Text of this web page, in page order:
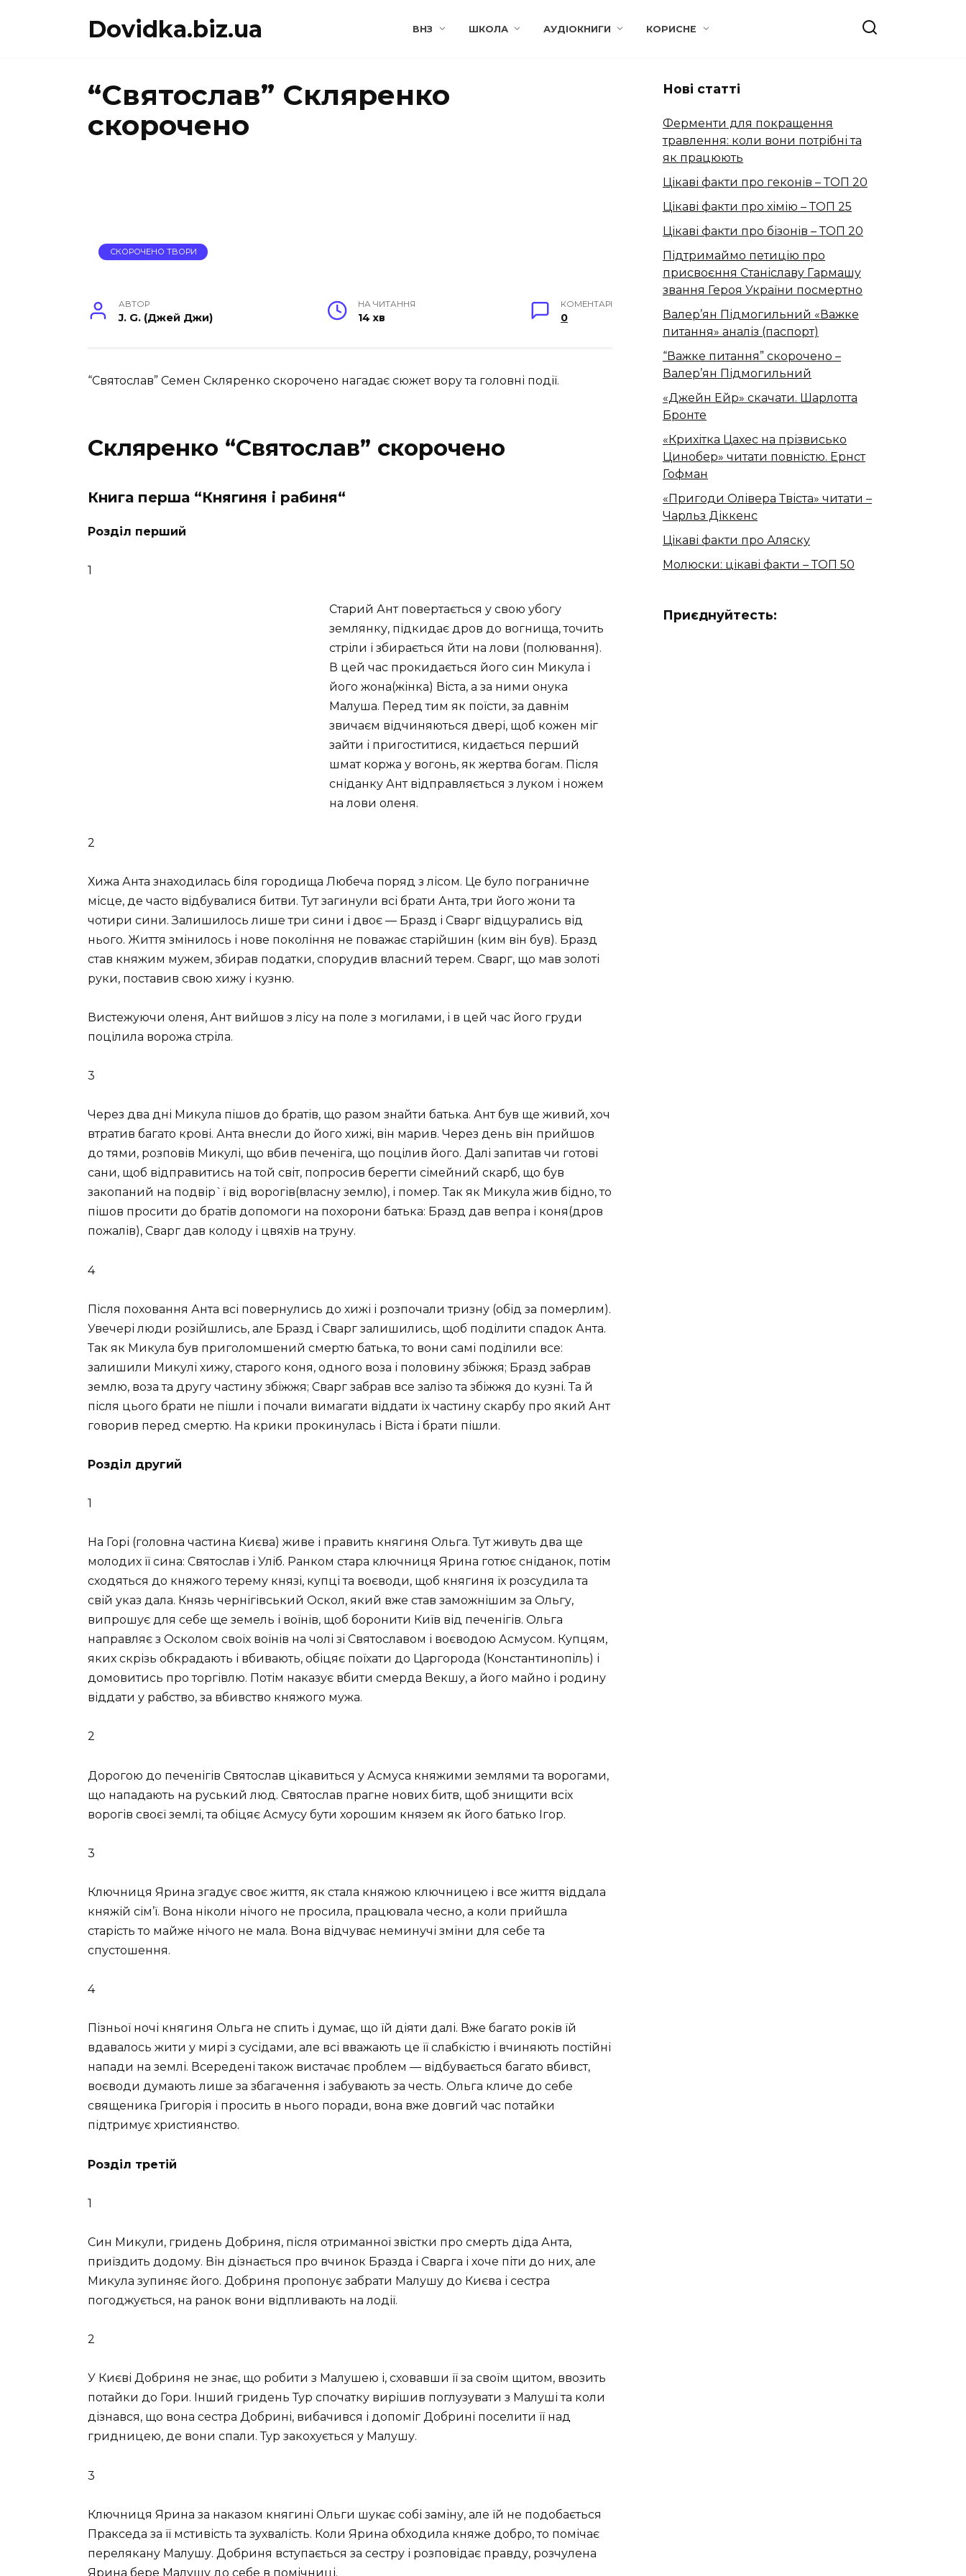
Dovidka.biz.ua ВНЗ ШКОЛА АУДІОКНИГИ КОРИСНЕ
“Святослав” Скляренко
скорочено
СКОРОЧЕНО ТВОРИ
АВТОР
J. G. (Джей Джи)
НА ЧИТАННЯ
14 хв
КОМЕНТАРІ
0
“Святослав” Семен Скляренко скорочено нагадає сюжет вору та головні події.
Скляренко “Святослав” скорочено
Книга перша “Княгиня і рабиня“
Розділ перший
1
Старий Ант повертається у свою убогу
землянку, підкидає дров до вогнища, точить
стріли і збирається йти на лови (полювання).
В цей час прокидається його син Микула і
його жона(жінка) Віста, а за ними онука
Малуша. Перед тим як поїсти, за давнім
звичаєм відчиняються двері, щоб кожен міг
зайти і пригоститися, кидається перший
шмат коржа у вогонь, як жертва богам. Після
сніданку Ант відправляється з луком і ножем
на лови оленя.
2
Хижа Анта знаходилась біля городища Любеча поряд з лісом. Це було пограничне
місце, де часто відбувалися битви. Тут загинули всі брати Анта, три його жони та
чотири сини. Залишилось лише три сини і двоє — Бразд і Сварг відцурались від
нього. Життя змінилось і нове покоління не поважає старійшин (ким він був). Бразд
став княжим мужем, збирав податки, спорудив власний терем. Сварг, що мав золоті
руки, поставив свою хижу і кузню.
Вистежуючи оленя, Ант вийшов з лісу на поле з могилами, і в цей час його груди
поцілила ворожа стріла.
3
Через два дні Микула пішов до братів, що разом знайти батька. Ант був ще живий, хоч
втратив багато крові. Анта внесли до його хижі, він марив. Через день він прийшов
до тями, розповів Микулі, що вбив печеніга, що поцілив його. Далі запитав чи готові
сани, щоб відправитись на той світ, попросив берегти сімейний скарб, що був
закопаний на подвір`ї від ворогів(власну землю), і помер. Так як Микула жив бідно, то
пішов просити до братів допомоги на похорони батька: Бразд дав вепра і коня(дров
пожалів), Сварг дав колоду і цвяхів на труну.
4
Після поховання Анта всі повернулись до хижі і розпочали тризну (обід за померлим).
Увечері люди розійшлись, але Бразд і Сварг залишились, щоб поділити спадок Анта.
Так як Микула був приголомшений смертю батька, то вони самі поділили все:
залишили Микулі хижу, старого коня, одного воза і половину збіжжя; Бразд забрав
землю, воза та другу частину збіжжя; Сварг забрав все залізо та збіжжя до кузні. Та й
після цього брати не пішли і почали вимагати віддати їх частину скарбу про який Ант
говорив перед смертю. На крики прокинулась і Віста і брати пішли.
Розділ другий
1
На Горі (головна частина Києва) живе і править княгиня Ольга. Тут живуть два ще
молодих її сина: Святослав і Уліб. Ранком стара ключниця Ярина готює сніданок, потім
сходяться до княжого терему князі, купці та воєводи, щоб княгиня їх розсудила та
свій указ дала. Князь чернігівський Оскол, який вже став заможнішим за Ольгу,
випрошує для себе ще земель і воїнів, щоб боронити Київ від печенігів. Ольга
направляє з Осколом своїх воїнів на чолі зі Святославом і воєводою Асмусом. Купцям,
яких скрізь обкрадають і вбивають, обіцяє поїхати до Царгорода (Константинопіль) і
домовитись про торгівлю. Потім наказує вбити смерда Векшу, а його майно і родину
віддати у рабство, за вбивство княжого мужа.
2
Дорогою до печенігів Святослав цікавиться у Асмуса княжими землями та ворогами,
що нападають на руський люд. Святослав прагне нових битв, щоб знищити всіх
ворогів своєї землі, та обіцяє Асмусу бути хорошим князем як його батько Ігор.
3
Ключниця Ярина згадує своє життя, як стала княжою ключницею і все життя віддала
княжій сім’ї. Вона ніколи нічого не просила, працювала чесно, а коли прийшла
старість то майже нічого не мала. Вона відчуває неминучі зміни для себе та
спустошення.
4
Пізньої ночі княгиня Ольга не спить і думає, що їй діяти далі. Вже багато років їй
вдавалось жити у мирі з сусідами, але всі вважають це її слабкістю і вчиняють постійні
напади на землі. Всередені також вистачає проблем — відбувається багато вбивст,
воєводи думають лише за збагачення і забувають за честь. Ольга кличе до себе
священика Григорія і просить в нього поради, вона вже довгий час потайки
підтримує християнство.
Розділ третій
1
Син Микули, гридень Добриня, після отриманної звістки про смерть діда Анта,
приїздить додому. Він дізнається про вчинок Бразда і Сварга і хоче піти до них, але
Микула зупиняє його. Добриня пропонує забрати Малушу до Києва і сестра
погоджується, на ранок вони відпливають на лодії.
2
У Києві Добриня не знає, що робити з Малушею і, сховавши її за своїм щитом, ввозить
потайки до Гори. Інший гридень Тур спочатку вирішив поглузувати з Малуші та коли
дізнався, що вона сестра Добрині, вибачився і допоміг Добрині поселити її над
гридницею, де вони спали. Тур закохується у Малушу.
3
Ключниця Ярина за наказом княгині Ольги шукає собі заміну, але їй не подобається
Пракседа за її мстивість та зухвалість. Коли Ярина обходила княже добро, то помічає
перелякану Малушу. Добриня вступається за сестру і розповідає правду, розчулена
Ярина бере Малушу до себе в помічниці.
Нові статті
Ферменти для покращення
травлення: коли вони потрібні та
як працюють
Цікаві факти про геконів – ТОП 20
Цікаві факти про хімію – ТОП 25
Цікаві факти про бізонів – ТОП 20
Підтримаймо петицію про
присвоєння Станіславу Гармашу
звання Героя України посмертно
Валер’ян Підмогильний «Важке
питання» аналіз (паспорт)
“Важке питання” скорочено –
Валер’ян Підмогильний
«Джейн Ейр» скачати. Шарлотта
Бронте
«Крихітка Цахес на прізвисько
Цинобер» читати повністю. Ернст
Гофман
«Пригоди Олівера Твіста» читати –
Чарльз Діккенс
Цікаві факти про Аляску
Молюски: цікаві факти – ТОП 50
Приєднуйтесть: